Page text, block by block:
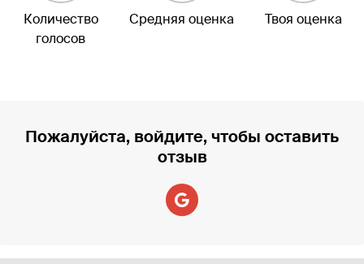
Количество
голосов
Средняя оценка Твоя оценка
Пожалуйста, войдите, чтобы оставить
отзыв